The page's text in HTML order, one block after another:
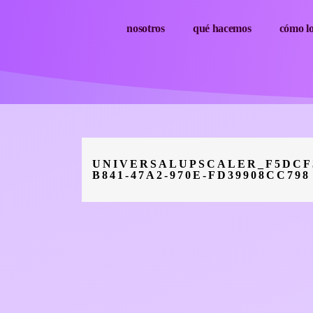
nosotros qué hacemos cómo
B841-47A2-970E-FD39908CC798